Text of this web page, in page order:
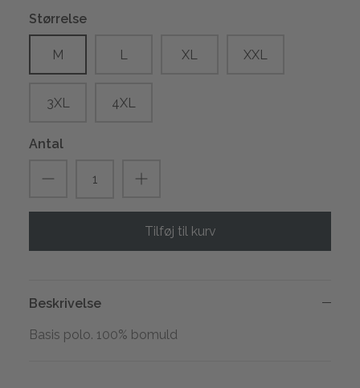
Størrelse
M L XL XXL
3XL 4XL
Antal
Tilføj til kurv
Beskrivelse
Basis polo. 100% bomuld